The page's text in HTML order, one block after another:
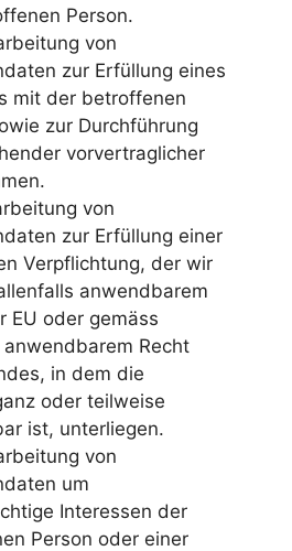
Person.
von
zur Erfüllung eines
mit der betroffenen
zur Durchführung
vorvertraglicher
von
zur Erfüllung einer
Verpflichtung, der wir
anwendbarem
EU oder gemäss
Recht
in dem die
oder teilweise
ist, unterliegen.
von
um
Interessen der
Person oder einer